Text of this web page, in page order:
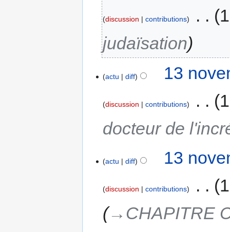
discussion contributions
judaïsation
actu diff 13
discussion contributions
docteur de
actu diff 13
discussion contributions
→‎CHAPITRE